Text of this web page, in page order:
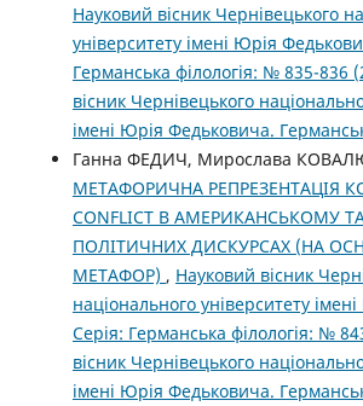
Науковий вісник Чернівецького
університету імені Юрія
Германська філологія: № 835-836
вісник Чернівецького
імені Юрія Федьковича.
Ганна ФЕДИЧ, Мирослава
МЕТАФОРИЧНА РЕПРЕЗЕНТАЦІЯ
CONFLICT В АМЕРИКАНСЬКОМУ
ПОЛІТИЧНИХ ДИСКУРСАХ (НА
МЕТАФОР) , Науковий вісник
національного університету
Серія: Германська філологія: №
вісник Чернівецького
імені Юрія Федьковича.